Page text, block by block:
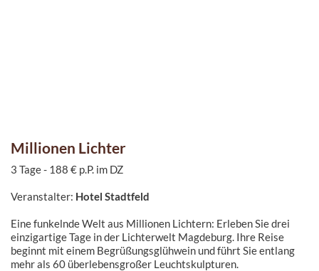
Millionen Lichter
3 Tage - 188 € p.P. im DZ
Veranstalter: Hotel Stadtfeld
Eine funkelnde Welt aus Millionen Lichtern: Erleben Sie drei
einzigartige Tage in der Lichterwelt Magdeburg. Ihre Reise
beginnt mit einem Begrüßungsglühwein und führt Sie entlang
mehr als 60 überlebensgroßer Leuchtskulpturen.